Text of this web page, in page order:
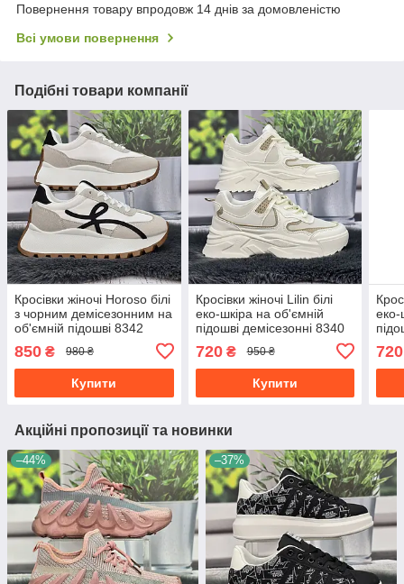
Повернення товару впродовж 14 днів за домовленістю
Всі умови повернення
Подібні товари компанії
Кросівки жіночі Horoso білі
з чорним демісезонним на
об'ємній підошві 8342
850 ₴ 980 ₴
Купити
Кросівки жіночі Lilin білі
еко-шкіра на об'ємній
підошві демісезонні 8340
720₴ 950 ₴
Купити
еко-
720
Акційні пропозиції та новинки
–44% –37%